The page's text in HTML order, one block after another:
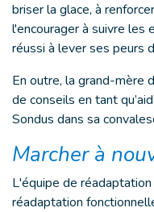
briser la glace, à
l'encourager à suivre les
réussi à lever ses peurs
En outre, la grand-mère
de conseils en tant
Sondus dans sa
Marcher à
L'équipe de
réadaptation